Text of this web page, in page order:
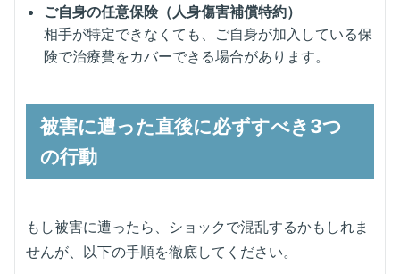
ご自身の任意保険（人身傷害補償特約）
相手が特定できなくても、ご自身が加入している保
険で治療費をカバーできる場合があります。
被害に遭った直後に必ずすべき3つ
の行動
もし被害に遭ったら、ショックで混乱するかもしれま
せんが、以下の手順を徹底してください。